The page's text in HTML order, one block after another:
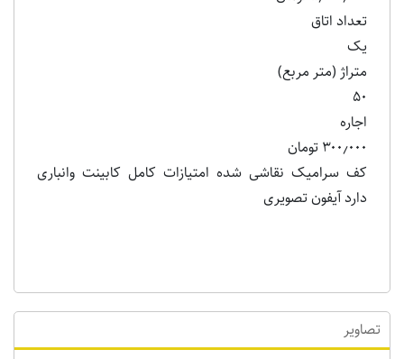
تعداد اتاق
یک
متراژ (متر مربع)
۵۰
اجاره
۳۰۰٫۰۰۰ تومان
کف سرامیک نقاشی شده امتیازات کامل کابینت وانباری
دارد آیفون تصویری
تصاویر